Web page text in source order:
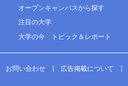
オープンキャンパスから探す
注目の大学
大学の今 トピック＆レポート
お問い合わせ 広告掲載について